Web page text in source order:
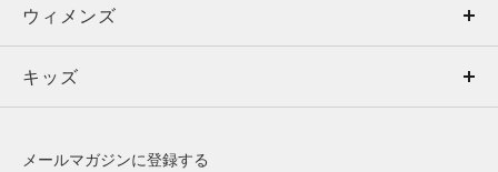
ウィメンズ
キッズ
トップス
ボトムス
ウィメンズ
トップス
キッズ
メールマガジンに登録する